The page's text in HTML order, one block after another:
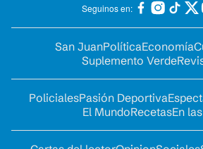
Seguinos en:
San JuanPolíticaEconomía
Suplemento Verde
PolicialesPasión Deportiva
El MundoRecetasEn